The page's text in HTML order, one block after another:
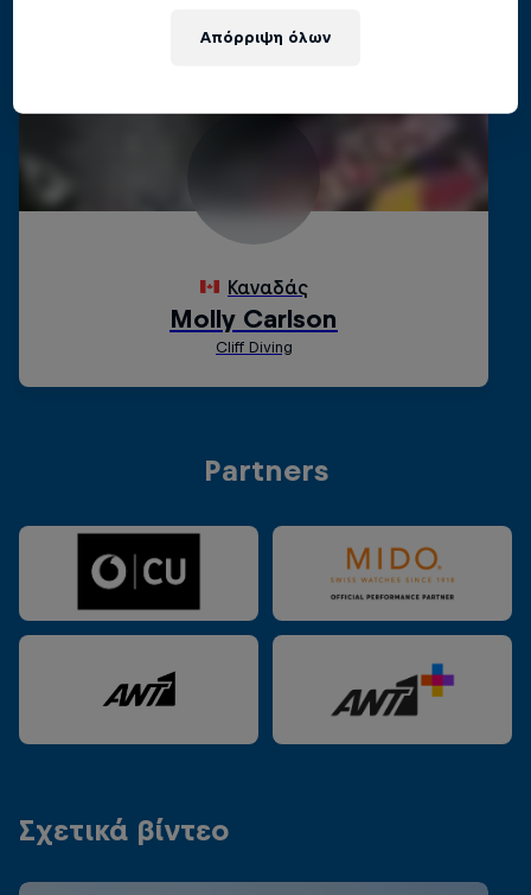
Partners
Σχετικά βίντεο
Απόρριψη όλων